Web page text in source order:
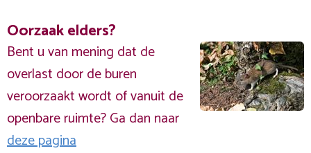
Oorzaak elders?
Bent u van mening dat de
overlast door de buren
veroorzaakt wordt of vanuit de
openbare ruimte? Ga dan naar
deze pagina